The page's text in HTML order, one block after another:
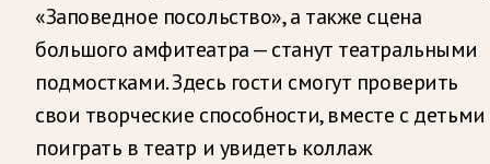
«Заповедное посольство», а также сцена
большого амфитеатра — станут театральными
подмостками. Здесь гости смогут проверить
свои творческие способности, вместе с детьми
поиграть в театр и увидеть коллаж